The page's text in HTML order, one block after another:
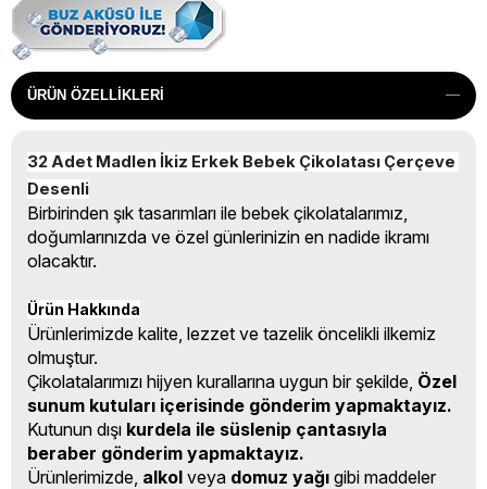
ÜRÜN ÖZELLIKLERI
32 Adet Madlen İkiz Erkek Bebek Çikolatası Çerçeve
Desenli
Birbirinden şık tasarımları ile bebek çikolatalarımız,
doğumlarınızda ve özel günlerinizin en nadide ikramı
olacaktır.
Ürün Hakkında
Ürünlerimizde kalite, lezzet ve tazelik öncelikli ilkemiz
olmuştur.
Çikolatalarımızı hijyen kurallarına uygun bir şekilde, Özel
sunum kutuları içerisinde gönderim yapmaktayız.
Kutunun dışı kurdela ile süslenip çantasıyla
beraber gönderim yapmaktayız.
Ürünlerimizde, alkol veya domuz yağı gibi maddeler